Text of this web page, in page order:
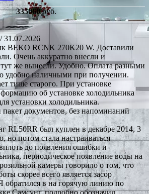
335060руб.
/ 31.07.2026
BEKO RCNK 270K20 W. Доставили
Очень аккуратно внесли и
же вынесли. Удобно. Оплата разными
удобно наличными при получении.
тише старого. При установке
об установке холодильника
установки холодильника.
документов, без напоминаний
RL50RR был куплен в декабре 2014, 3
но потом стала настраиваться
до появления ошибки и
периодическое появление воды на
камеры говорило о том, что
скорее всего является засор
обратился в на горячую линию по
Самсунг, подробно обозначил